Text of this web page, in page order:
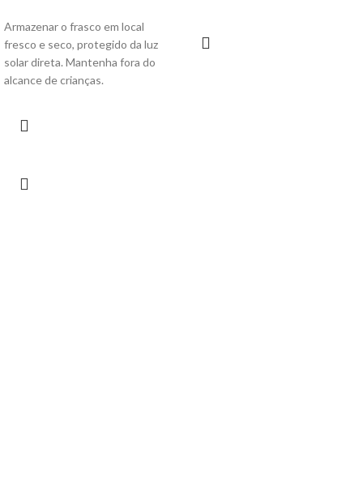
Armazenar o frasco em local
fresco e seco, protegido da luz
solar direta. Mantenha fora do
alcance de crianças.